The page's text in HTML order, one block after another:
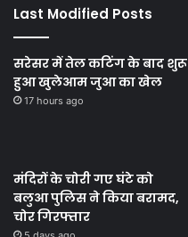
Last Modified Posts
सरेसर में तेल कटिंग के बाद शुरू
हुआ खुलेआम जुआ का खेल
17 hours ago
मंदिरों के चोरी गए घंटे को
बलुआ पुलिस ने किया बरामद,
चोर गिरफ्तार